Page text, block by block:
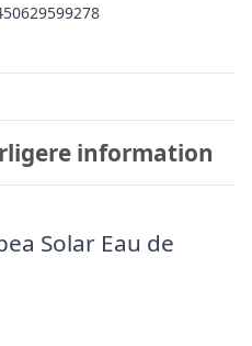
information
Solar Eau de